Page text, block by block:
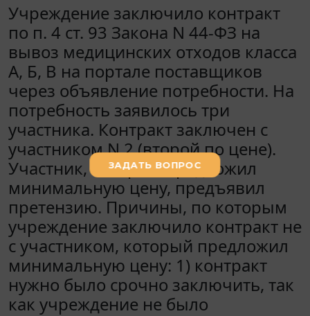
Учреждение заключило контракт
по п. 4 ст. 93 Закона N 44-ФЗ на
вывоз медицинских отходов класса
А, Б, В на портале поставщиков
через объявление потребности. На
потребность заявилось три
участника. Контракт заключен с
участником N 2 (второй по цене).
Участник, который предложил
минимальную цену, предъявил
претензию. Причины, по которым
учреждение заключило контракт не
с участником, который предложил
минимальную цену: 1) контракт
нужно было срочно заключить, так
как учреждение не было